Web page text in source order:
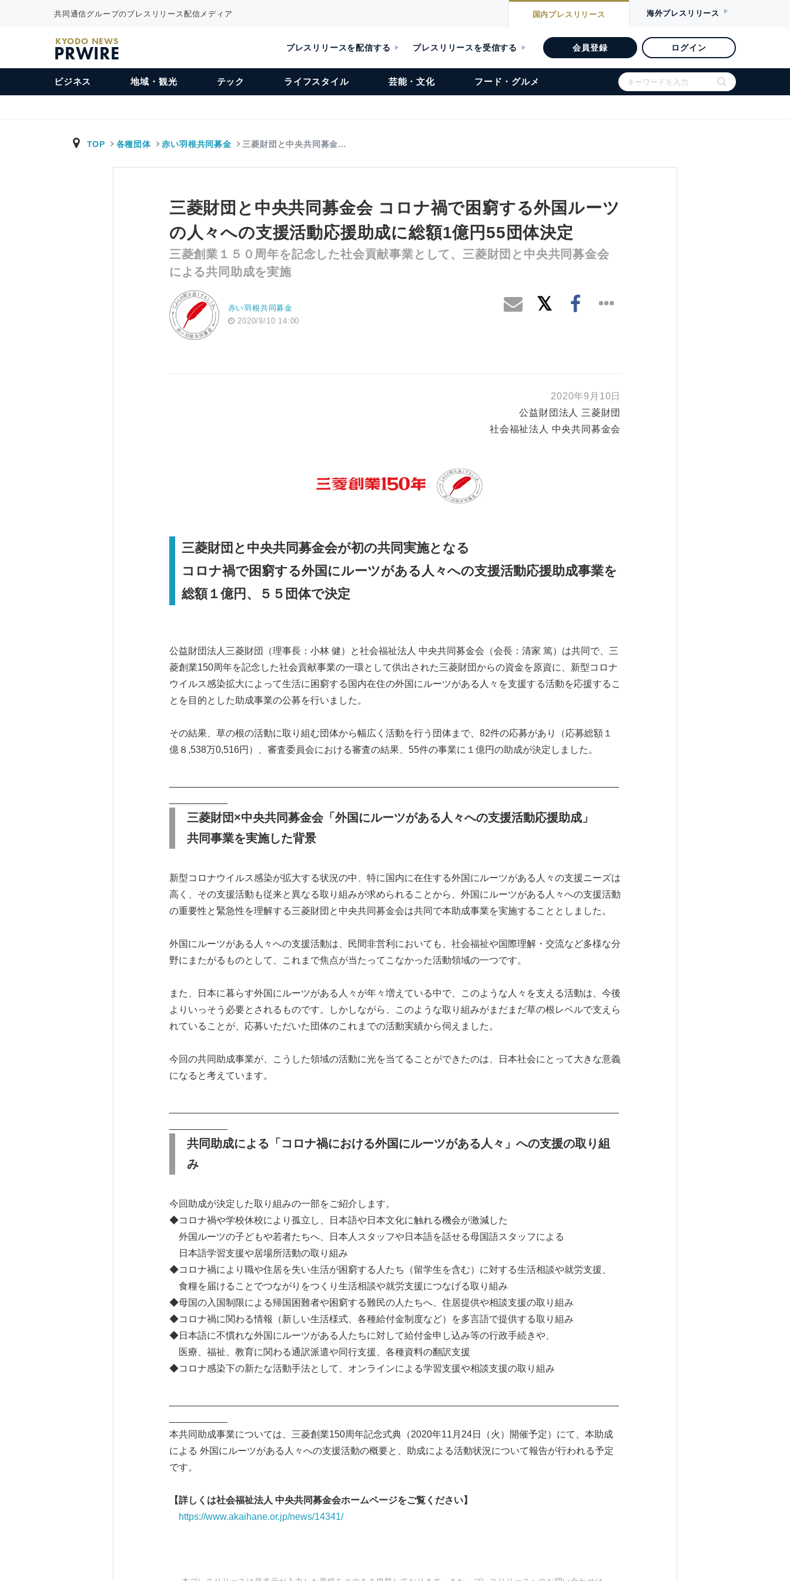
共同通信グループのプレスリリース配信メディア 国内プレスリリース 海外プレスリリース
KYODO NEWS
PRWIRE プレスリリースを配信する プレスリリースを受信する 会員登録 ログイン
ビジネス 地域・観光 テック ライフスタイル 芸能・文化 フード・グルメ
TOP 各種団体 赤い羽根共同募金 三菱財団と中央共同募金…
三菱財団と中央共同募金会 コロナ禍で困窮する外国ルーツ
の人々への支援活動応援助成に総額1億円55団体決定
三菱創業１５０周年を記念した社会貢献事業として、三菱財団と中央共同募金会
による共同助成を実施
赤い羽根共同募金
2020/9/10 14:00
2020年9月10日
公益財団法人 三菱財団
社会福祉法人 中央共同募金会
三菱財団と中央共同募金会が初の共同実施となる
コロナ禍で困窮する外国にルーツがある人々への支援活動応援助成事業を
総額１億円、５５団体で決定
公益財団法人三菱財団（理事長：小林 健）と社会福祉法人 中央共同募金会（会長：清家 篤）は共同で、三
菱創業150周年を記念した社会貢献事業の一環として供出された三菱財団からの資金を原資に、新型コロナ
ウイルス感染拡大によって生活に困窮する国内在住の外国にルーツがある人々を支援する活動を応援するこ
とを目的とした助成事業の公募を行いました。
その結果、草の根の活動に取り組む団体から幅広く活動を行う団体まで、82件の応募があり（応募総額１
億８,538万0,516円）、審査委員会における審査の結果、55件の事業に１億円の助成が決定しました。
三菱財団×中央共同募金会「外国にルーツがある人々への支援活動応援助成」
共同事業を実施した背景
新型コロナウイルス感染が拡大する状況の中、特に国内に在住する外国にルーツがある人々の支援ニーズは
高く、その支援活動も従来と異なる取り組みが求められることから、外国にルーツがある人々への支援活動
の重要性と緊急性を理解する三菱財団と中央共同募金会は共同で本助成事業を実施することとしました。
外国にルーツがある人々への支援活動は、民間非営利においても、社会福祉や国際理解・交流など多様な分
野にまたがるものとして、これまで焦点が当たってこなかった活動領域の一つです。
また、日本に暮らす外国にルーツがある人々が年々増えている中で、このような人々を支える活動は、今後
よりいっそう必要とされるものです。しかしながら、このような取り組みがまだまだ草の根レベルで支えら
れていることが、応募いただいた団体のこれまでの活動実績から伺えました。
今回の共同助成事業が、こうした領域の活動に光を当てることができたのは、日本社会にとって大きな意義
になると考えています。
共同助成による「コロナ禍における外国にルーツがある人々」への支援の取り組
み
今回助成が決定した取り組みの一部をご紹介します。
◆コロナ禍や学校休校により孤立し、日本語や日本文化に触れる機会が激減した
外国ルーツの子どもや若者たちへ、日本人スタッフや日本語を話せる母国語スタッフによる
日本語学習支援や居場所活動の取り組み
◆コロナ禍により職や住居を失い生活が困窮する人たち（留学生を含む）に対する生活相談や就労支援、
食糧を届けることでつながりをつくり生活相談や就労支援につなげる取り組み
◆母国の入国制限による帰国困難者や困窮する難民の人たちへ、住居提供や相談支援の取り組み
◆コロナ禍に関わる情報（新しい生活様式、各種給付金制度など）を多言語で提供する取り組み
◆日本語に不慣れな外国にルーツがある人たちに対して給付金申し込み等の行政手続きや、
医療、福祉、教育に関わる通訳派遣や同行支援、各種資料の翻訳支援
◆コロナ感染下の新たな活動手法として、オンラインによる学習支援や相談支援の取り組み
本共同助成事業については、三菱創業150周年記念式典（2020年11月24日（火）開催予定）にて、本助成
による 外国にルーツがある人々への支援活動の概要と、助成による活動状況について報告が行われる予定
です。
【詳しくは社会福祉法人 中央共同募金会ホームページをご覧ください】
https://www.akaihane.or.jp/news/14341/
Japanese
English